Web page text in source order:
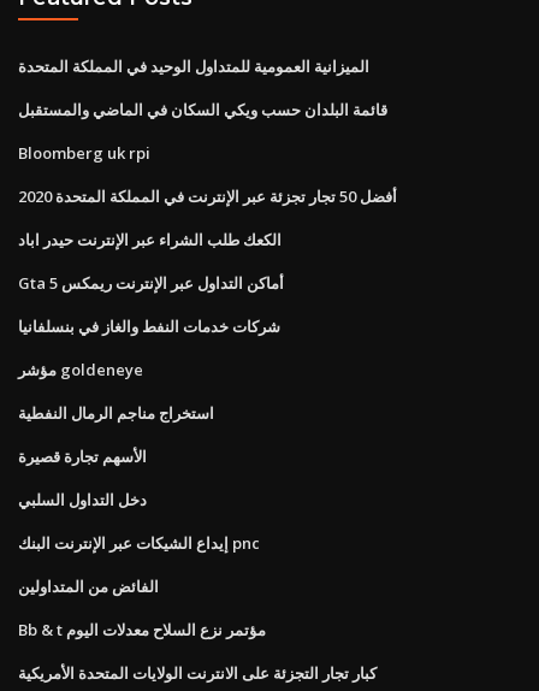
الميزانية العمومية للمتداول الوحيد في المملكة المتحدة
قائمة البلدان حسب ويكي السكان في الماضي والمستقبل
Bloomberg uk rpi
أفضل 50 تجار تجزئة عبر الإنترنت في المملكة المتحدة 2020
الكعك طلب الشراء عبر الإنترنت حيدر اباد
Gta 5 أماكن التداول عبر الإنترنت ريمكس
شركات خدمات النفط والغاز في بنسلفانيا
مؤشر goldeneye
استخراج مناجم الرمال النفطية
الأسهم تجارة قصيرة
دخل التداول السلبي
إيداع الشيكات عبر الإنترنت البنك pnc
الفائض من المتداولين
Bb & t مؤتمر نزع السلاح معدلات اليوم
كبار تجار التجزئة على الانترنت الولايات المتحدة الأمريكية